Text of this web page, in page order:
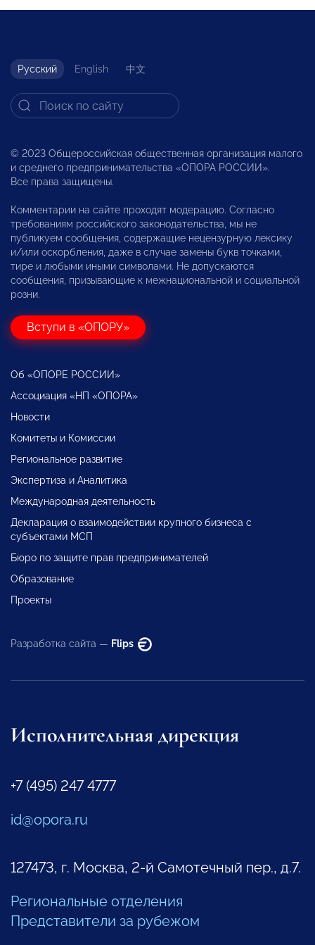
Русский English 中文
© 2023 Общероссийская общественная организация малого
и среднего предпринимательства «ОПОРА РОССИИ».
Все права защищены.
Комментарии на сайте проходят модерацию. Согласно
требованиям российского законодательства, мы не
публикуем сообщения, содержащие нецензурную лексику
и/или оскорбления, даже в случае замены букв точками,
тире и любыми иными символами. Не допускаются
сообщения, призывающие к межнациональной и социальной
розни.
Вступи в «ОПОРУ»
Об «ОПОРЕ РОССИИ»
Ассоциация «НП «ОПОРА»
Новости
Комитеты и Комиссии
Региональное развитие
Экспертиза и Аналитика
Международная деятельность
Декларация о взаимодействии крупного бизнеса с
субъектами МСП
Бюро по защите прав предпринимателей
Образование
Проекты
Разработка сайта — Flips
Исполнительная дирекция
+7 (495) 247 4777
id@opora.ru
127473, г. Москва, 2-й Самотечный пер., д.7.
Региональные отделения
Представители за рубежом